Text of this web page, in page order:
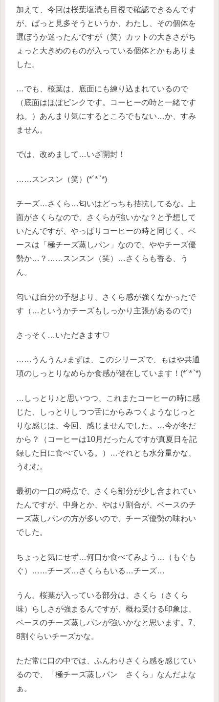
加えて、今回は桜葉塩漬も目視で確認できるんです
が、ぱっと見多そうというか、わたし、その個体を
選ぼうか迷ったんですが（笑）カットの大きさがち
ょっと大きめのものが入っている個体とかもありま
した。
…でも、桜葉は、底面にも練り込まれているので
（底面はほぼピンクです。コーヒーの時と一緒です
ね。）あんまり気にするところでもない…か、すみ
ません。
では、改めまして…いざ開封！
……スンスン（笑）(*´꒳`*)
チーズ…さくら…匂いはどっちも拮抗してるな。上
面がさくらなので、さくらが強いかな？と予想して
いたんですが、やっぱりコーヒーの時と同じく、ベ
ースは「極チーズ蒸しパン」なので、ややチーズ優
勢か…？……スンスン（笑）…さくらも香る、う
ん。
匂いは自分の予想より、さくら感が強くなかったで
す（…というかチーズもしっかり主張があるので）
さっそく…いただきます♡
……うんうん♪まずは、このシリーズで、もはや共通
項のしっとりなめらか食感が健在しています！(*´꒳`*)
…しっとり♪と思いつつ、これまたコーヒーの時に感
じた、しっとりしつつ舌にからみつくようなじっと
りな感じは、今回、感じませんでした。…今が冬だ
から？（コーヒーは10月だったんですが真夏日を記
録した日に食べている。）…それとも水分量かな、
うむむ。
最初の一口の時点で、さくら部分が少し含まれてい
たんですが、中身とか、やはり割合が、ベースのチ
ーズ蒸しパンの方が多いので、チーズ優勢の味わい
でした。
ちょっと気にせず…何口か食べてみよう…（もぐも
ぐ）……チーズ…さくらもいる…チーズ…
うん。桜葉が入っている部分は、さくら（さくら
味）らしさが強まるんですが、概ね受ける印象は、
ベースのチーズ蒸しパンが強いかなと思います。7、
8割ぐらいチーズかな。
ただ常に口の中では、ふんわりさくら感を感じてい
るので、「極チーズ蒸しパン さくら」なんだよな
ぁ。